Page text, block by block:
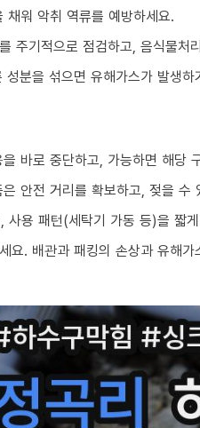
워 악취 역류를 예방하세요.
주기적으로 점검하고, 음식물
분을 섞으면 유해가스가 발생
바로 중단하고, 가능하면 해당
안전 거리를 확보하고, 젖을 수
용 패턴(세탁기 가동 등)을 짧
요. 배관과 패킹의 손상과 유해가